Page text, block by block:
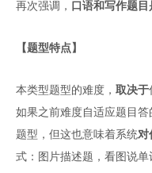
再次强调， 口语和写作题
【题型特点】
本类型题型的难度， 取决于
如果之前难度自适应题目答
题型，但这也意味着系统对
式：图片描述题，看图说